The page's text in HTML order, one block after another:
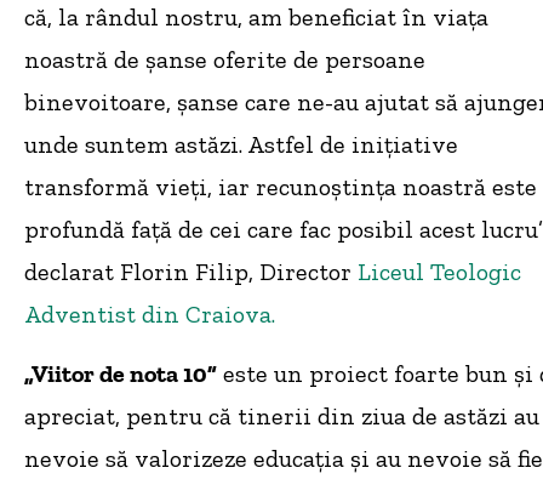
că, la rândul nostru, am beneficiat în viața
noastră de șanse oferite de persoane
binevoitoare, șanse care ne-au ajutat să
unde suntem astăzi. Astfel de inițiative
transformă vieți, iar recunoștința noastră este
profundă față de cei care fac posibil acest
declarat Florin Filip, Director Liceul Teologic
Adventist din Craiova.
„Viitor de nota 10” este un proiect foarte bun și
apreciat, pentru că tinerii din ziua de astăzi au
nevoie să valorizeze educația și au nevoie să fie